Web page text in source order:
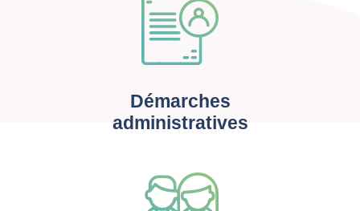
Démarches
administratives